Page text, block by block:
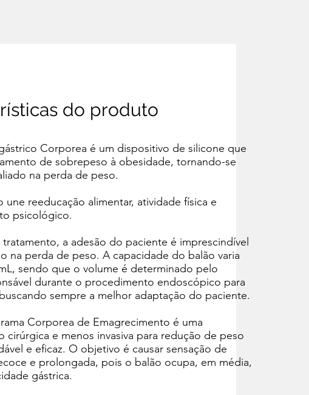
do produto
Corporea é um dispositivo de silicone que
de sobrepeso à obesidade, tornando-se
na perda de peso.
une reeducação alimentar, atividade física e
psicológico.
a adesão do paciente é imprescindível
na perda de peso. A capacidade do balão varia
sendo que o volume é determinado pelo
durante o procedimento endoscópico para
sempre a melhor adaptação do paciente.
Corporea de Emagrecimento é uma
cirúrgica e menos invasiva para redução de peso
e eficaz. O objetivo é causar sensação de
e prolongada, pois o balão ocupa, em média,
gástrica.